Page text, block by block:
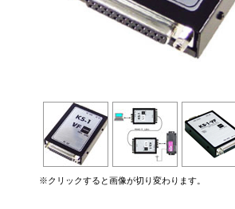
※クリックすると画像が切り変わります。